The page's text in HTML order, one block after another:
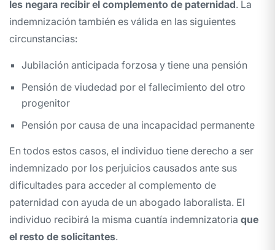
les negara recibir el complemento de paternidad. La
indemnización también es válida en las siguientes
circunstancias:
Jubilación anticipada forzosa y tiene una pensión
Pensión de viudedad por el fallecimiento del otro
progenitor
Pensión por causa de una incapacidad permanente
En todos estos casos, el individuo tiene derecho a ser
indemnizado por los perjuicios causados ante sus
dificultades para acceder al complemento de
paternidad con ayuda de un abogado laboralista. El
individuo recibirá la misma cuantía indemnizatoria que
el resto de solicitantes.